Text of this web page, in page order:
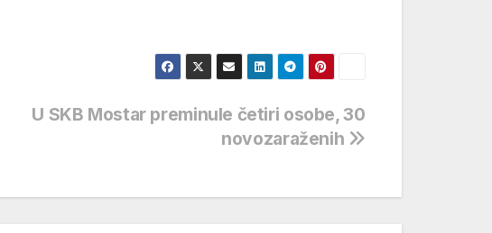
U SKB Mostar preminule četiri osobe, 30
novozaraženih